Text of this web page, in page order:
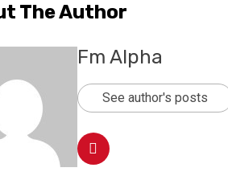
The Author
Fm Alpha
See author's posts